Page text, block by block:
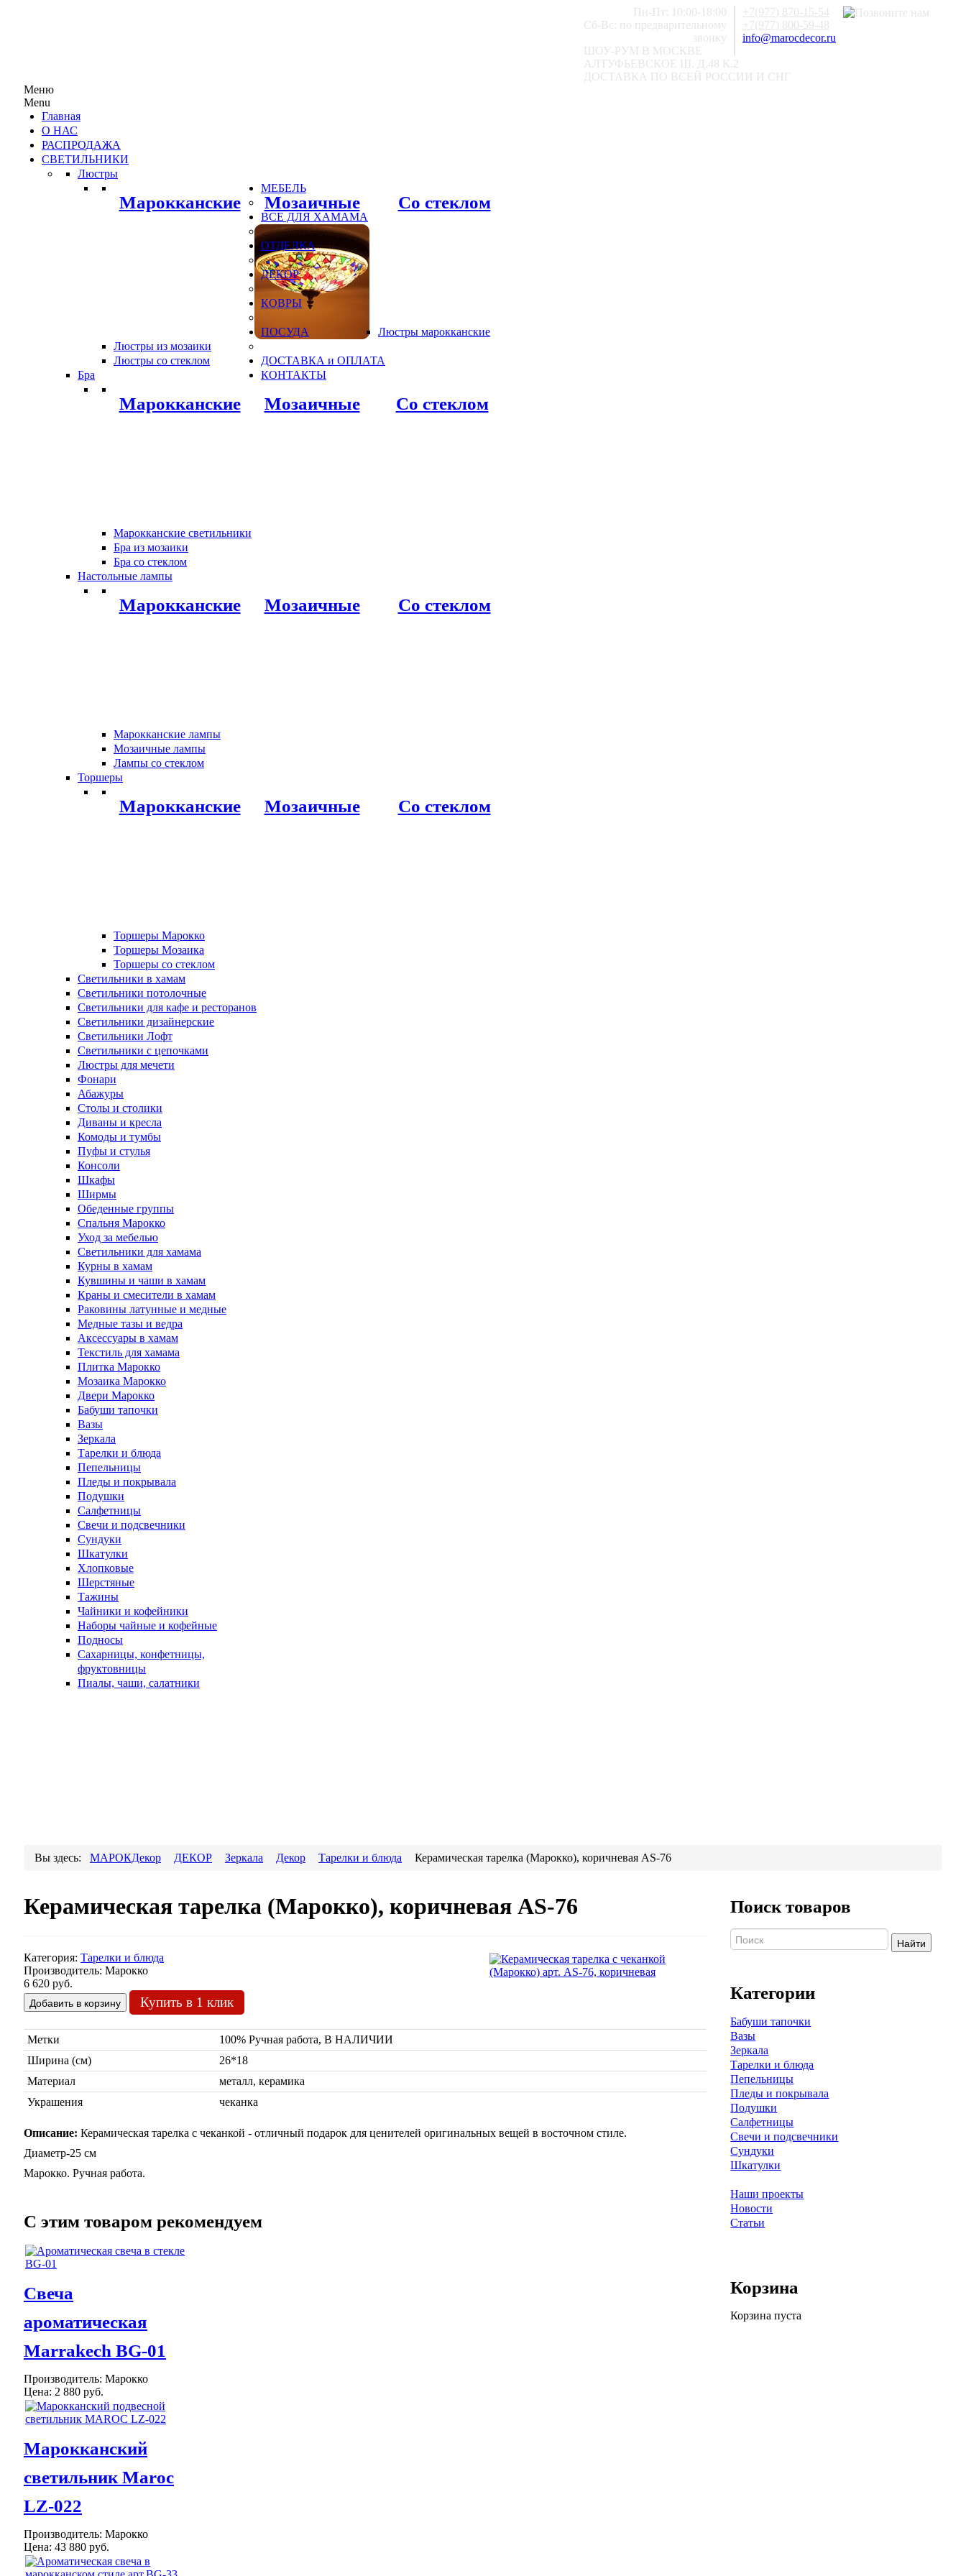
+7(977) 870-15-54
+7(977) 800-59-48
info@marocdecor.ru
Пн-Пт: 10:00-18:00
Сб-Вс: по предварительному
звонку
ШОУ-РУМ В МОСКВЕ
АЛТУФЬЕВСКОЕ Ш. Д.48 К.2
ДОСТАВКА ПО ВСЕЙ РОССИИ И СНГ
Меню
Menu
Главная
О НАС
РАСПРОДАЖА
СВЕТИЛЬНИКИ
Люстры
Марокканские Мозаичные Со стеклом
Люстры марокканские
Люстры из мозаики
Люстры со стеклом
Бра
Марокканские Мозаичные Со стеклом
Марокканские светильники
Бра из мозаики
Бра со стеклом
Настольные лампы
Марокканские Мозаичные Со стеклом
Марокканские лампы
Мозаичные лампы
Лампы со стеклом
Торшеры
Марокканские Мозаичные Со стеклом
Торшеры Марокко
Торшеры Мозаика
Торшеры со стеклом
Светильники в хамам
Светильники потолочные
Светильники для кафе и ресторанов
Светильники дизайнерские
Светильники Лофт
Светильники с цепочками
Люстры для мечети
Фонари
Абажуры
МЕБЕЛЬ
Столы и столики
Диваны и кресла
Комоды и тумбы
Пуфы и стулья
Консоли
Шкафы
Ширмы
Обеденные группы
Спальня Марокко
Уход за мебелью
ВСЕ ДЛЯ ХАМАМА
Светильники для хамама
Курны в хамам
Кувшины и чаши в хамам
Краны и смесители в хамам
Раковины латунные и медные
Медные тазы и ведра
Аксессуары в хамам
Текстиль для хамама
ОТДЕЛКА
Плитка Марокко
Мозаика Марокко
Двери Марокко
ДЕКОР
Бабуши тапочки
Вазы
Зеркала
Тарелки и блюда
Пепельницы
Пледы и покрывала
Подушки
Салфетницы
Свечи и подсвечники
Сундуки
Шкатулки
КОВРЫ
Хлопковые
Шерстяные
ПОСУДА
Тажины
Чайники и кофейники
Наборы чайные и кофейные
Подносы
Сахарницы, конфетницы,
фруктовницы
Пиалы, чаши, салатники
ДОСТАВКА и ОПЛАТА
КОНТАКТЫ
Вы здесь: МАРОКДекор ДЕКОР Зеркала Декор Тарелки и блюда Керамическая тарелка (Марокко), коричневая AS-76
Керамическая тарелка (Марокко), коричневая AS-76
Категория: Тарелки и блюда
Производитель: Марокко
6 620 руб.
Купить в 1 клик
Метки
100% Ручная работа, В НАЛИЧИИ
Ширина (см)
26*18
Материал
металл, керамика
Украшения
чеканка
Описание: Керамическая тарелка с чеканкой - отличный подарок для ценителей оригинальных вещей в восточном стиле.
Диаметр-25 см
Марокко. Ручная работа.
C этим товаром рекомендуем
Свеча
ароматическая
Marrakech BG-01
Производитель: Марокко
Цена: 2 880 руб.
Марокканский
светильник Maroc
LZ-022
Производитель: Марокко
Цена: 43 880 руб.
Поиск товаров
Найти
Категории
Бабуши тапочки
Вазы
Зеркала
Тарелки и блюда
Пепельницы
Пледы и покрывала
Подушки
Салфетницы
Свечи и подсвечники
Сундуки
Шкатулки
Наши проекты
Новости
Статьи
Корзина
Корзина пуста